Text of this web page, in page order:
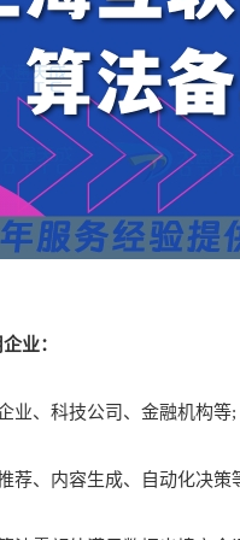
业：
、科技公司、金融机构等;
、内容生成、自动化决策